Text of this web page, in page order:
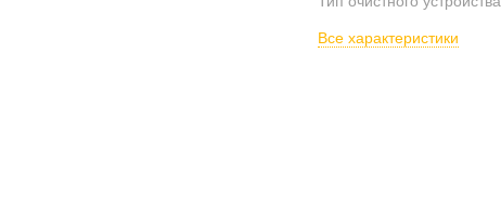
Все характеристики